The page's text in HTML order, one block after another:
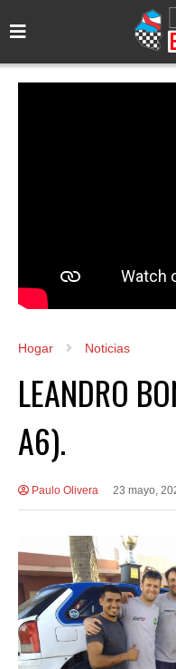
Hogar Noticias
LEANDRO
A6).
Paulo Olivera 23 mayo,